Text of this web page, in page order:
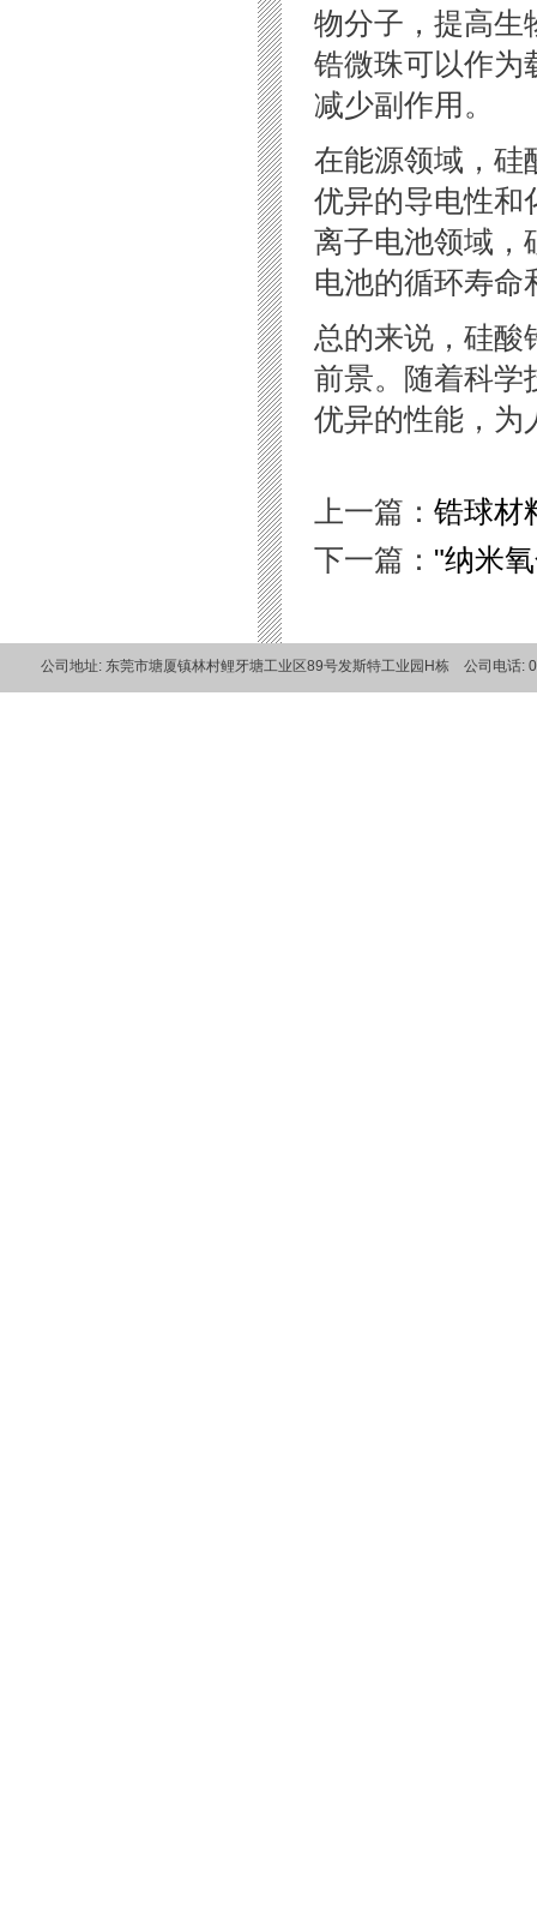
物分子，提高生
锆微珠可以作为
减少副作用。
在能源领域，硅
优异的导电性和
离子电池领域，
电池的循环寿命
总的来说，硅酸
前景。随着科学
优异的性能，为
上一篇：锆球材
下一篇： "纳米
公司地址: 东莞市塘厦镇林村鲤牙塘工业区89号发斯特工业园H栋 公司电